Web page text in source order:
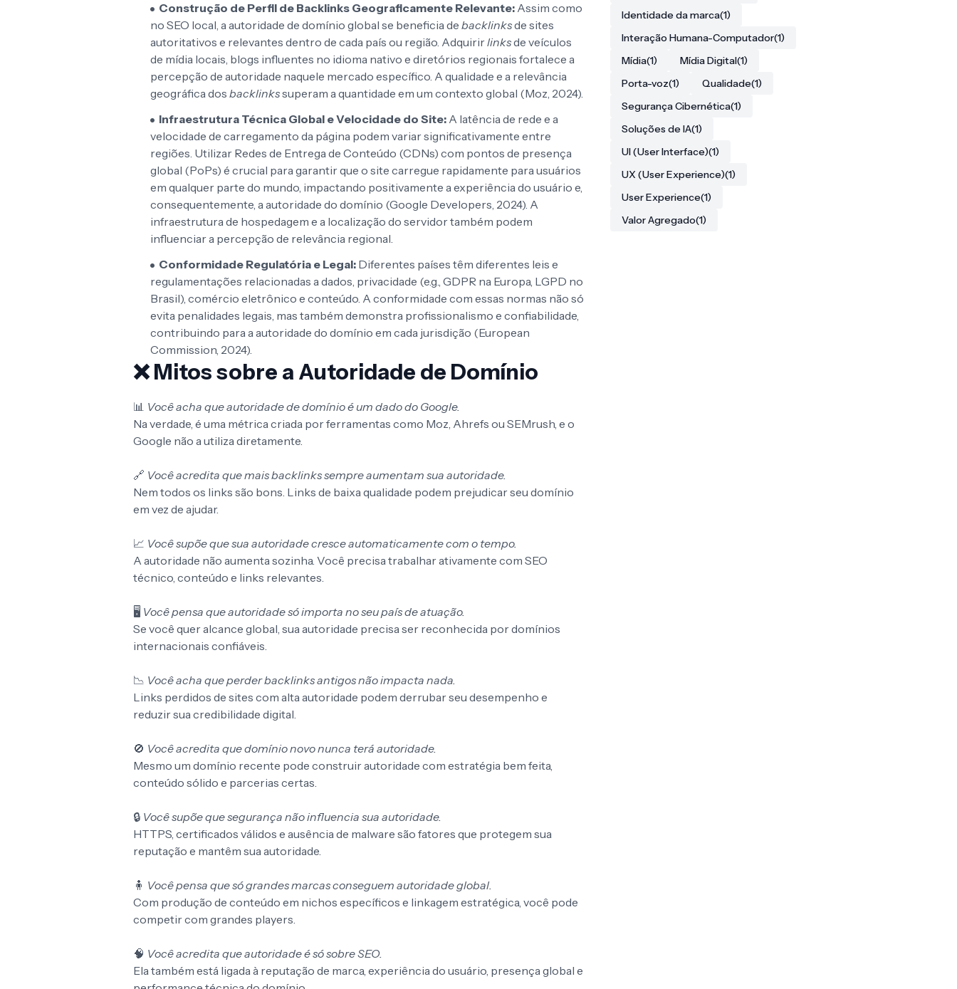
Construção de Perfil de Backlinks Geograficamente Relevante: Assim como
no SEO local, a autoridade de domínio global se beneficia de backlinksde sites
autoritativos e relevantes dentro de cada país ou região. Adquirirlinksde veículos
de mídia locais, blogs influentes no idioma nativo e diretórios regionais fortalece a
percepção de autoridade naquele mercado específico. A qualidade e a relevância
geográfica dos backlinkssuperam a quantidade em um contexto global (Moz, 2024).
Infraestrutura Técnica Global e Velocidade do Site: A latência de rede e a
velocidade de carregamento da página podem variar significativamente entre
regiões. Utilizar Redes de Entrega de Conteúdo (CDNs) com pontos de presença
global (PoPs) é crucial para garantir que o site carregue rapidamente para usuários
em qualquer parte do mundo, impactando positivamente a experiência do usuário e,
consequentemente, a autoridade do domínio (Google Developers, 2024). A
infraestrutura de hospedagem e a localização do servidor também podem
influenciar a percepção de relevância regional.
Conformidade Regulatória e Legal: Diferentes países têm diferentes leis e
regulamentações relacionadas a dados, privacidade (e.g., GDPR na Europa, LGPD no
Brasil), comércio eletrônico e conteúdo. A conformidade com essas normas não só
evita penalidades legais, mas também demonstra profissionalismo e confiabilidade,
contribuindo para a autoridade do domínio em cada jurisdição (European
Commission, 2024).
❌Mitos sobre a Autoridade de Domínio
📊 Você acha que autoridade de domínio é um dado do Google.
Na verdade, é uma métrica criada por ferramentas como Moz, Ahrefs ou SEMrush, e o
Google não a utiliza diretamente.
🔗 Você acredita que mais backlinks sempre aumentam sua autoridade.
Nem todos os links são bons. Links de baixa qualidade podem prejudicar seu domínio
em vez de ajudar.
📈 Você supõe que sua autoridade cresce automaticamente com o tempo.
A autoridade não aumenta sozinha. Você precisa trabalhar ativamente com SEO
técnico, conteúdo e links relevantes.
🖥️ Você pensa que autoridade só importa no seu país de atuação.
Se você quer alcance global, sua autoridade precisa ser reconhecida por domínios
internacionais confiáveis.
📉 Você acha que perder backlinks antigos não impacta nada.
Links perdidos de sites com alta autoridade podem derrubar seu desempenho e
reduzir sua credibilidade digital.
🚫 Você acredita que domínio novo nunca terá autoridade.
Mesmo um domínio recente pode construir autoridade com estratégia bem feita,
conteúdo sólido e parcerias certas.
🔒 Você supõe que segurança não influencia sua autoridade.
HTTPS, certificados válidos e ausência de malware são fatores que protegem sua
reputação e mantêm sua autoridade.
🧍 Você pensa que só grandes marcas conseguem autoridade global.
Com produção de conteúdo em nichos específicos e linkagem estratégica, você pode
competir com grandes players.
🧠 Você acredita que autoridade é só sobre SEO.
Ela também está ligada à reputação de marca, experiência do usuário, presença global e
Identidade da marca(1)
Interação Humana-Computador(1)
Mídia(1) Mídia Digital(1)
Porta-voz(1) Qualidade(1)
Segurança Cibernética(1)
Soluções de IA(1)
UI (User Interface)(1)
UX (User Experience)(1)
User Experience(1)
Valor Agregado(1)